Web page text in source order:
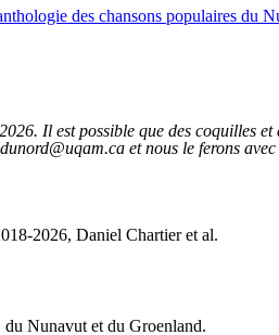
des chansons populaires du
Il est possible que des coquilles
et nous le ferons
2026, Daniel Chartier et al.
Nunavut et du Groenland.